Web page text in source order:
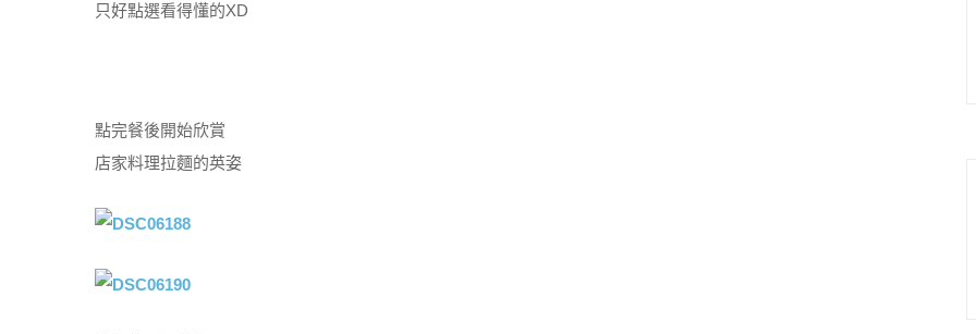
只好點選看得懂的XD
點完餐後開始欣賞
店家料理拉麵的英姿